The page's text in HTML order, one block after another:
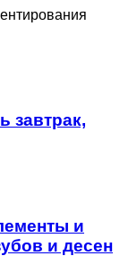
завтрак,
и
и десен